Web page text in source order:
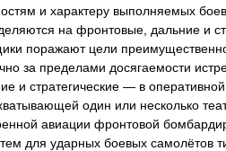
и характеру выполняемых
на фронтовые, дальние и
поражают цели
за пределами досягаемости
и стратегические — в
один или несколько
авиации фронтовой
для ударных боевых самолётов